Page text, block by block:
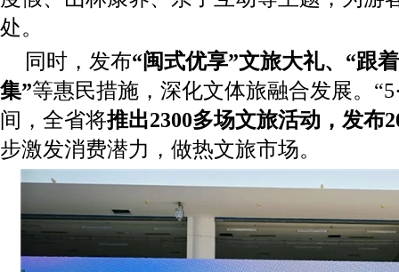
处。
同时，发布“闽式优享”文旅大礼、“跟
集”等惠民措施，深化文体旅融合发展。
间，全省将推出2300多场文旅活动，发布
步激发消费潜力，做热文旅市场。